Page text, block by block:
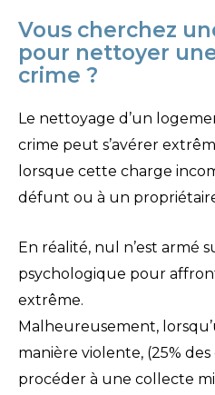
Vous cherchez
pour nettoyer
crime ?
Le nettoyage d’un
crime peut s’avérer
lorsque cette charge
défunt ou à un
En réalité, nul n’est armé
psychologique pour
extrême.
Malheureusement,
manière violente, (25% des
procéder à une collecte